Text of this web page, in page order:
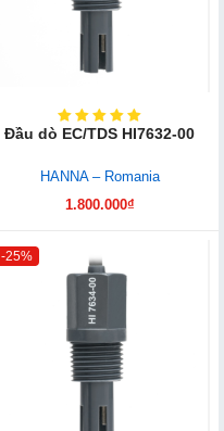
Đầu dò EC/TDS HI7632-00
HANNA – Romania
1.800.000₫
-25%